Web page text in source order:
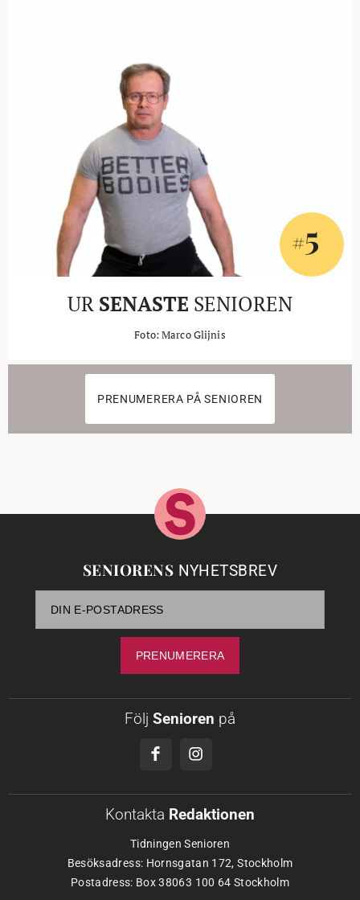
#5
UR SENASTE SENIOREN
Foto: Marco Glijnis
PRENUMERERA PÅ SENIOREN
SENIORENS NYHETSBREV
Följ Senioren på
Kontakta Redaktionen
Tidningen Senioren
Besöksadress: Hornsgatan 172, Stockholm
Postadress: Box 38063 100 64 Stockholm